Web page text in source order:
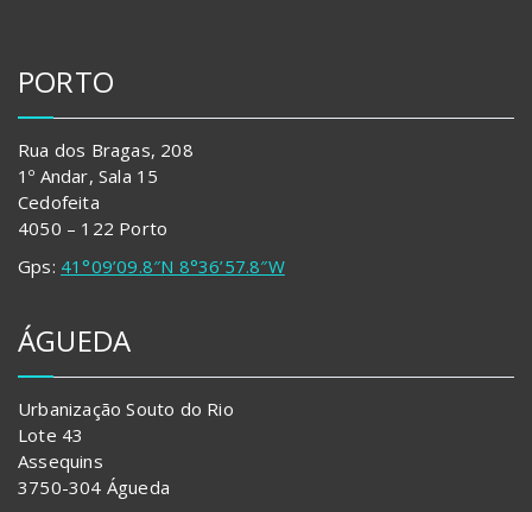
PORTO
Rua dos Bragas, 208
1º Andar, Sala 15
Cedofeita
4050 – 122 Porto
Gps: 41°09’09.8″N 8°36’57.8″W
ÁGUEDA
Urbanização Souto do Rio
Lote 43
Assequins
3750-304 Águeda